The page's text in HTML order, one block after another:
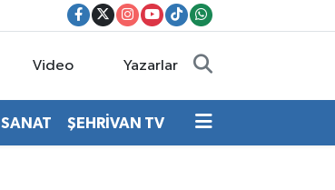
Video Yazarlar
ŞEHRİVAN TV